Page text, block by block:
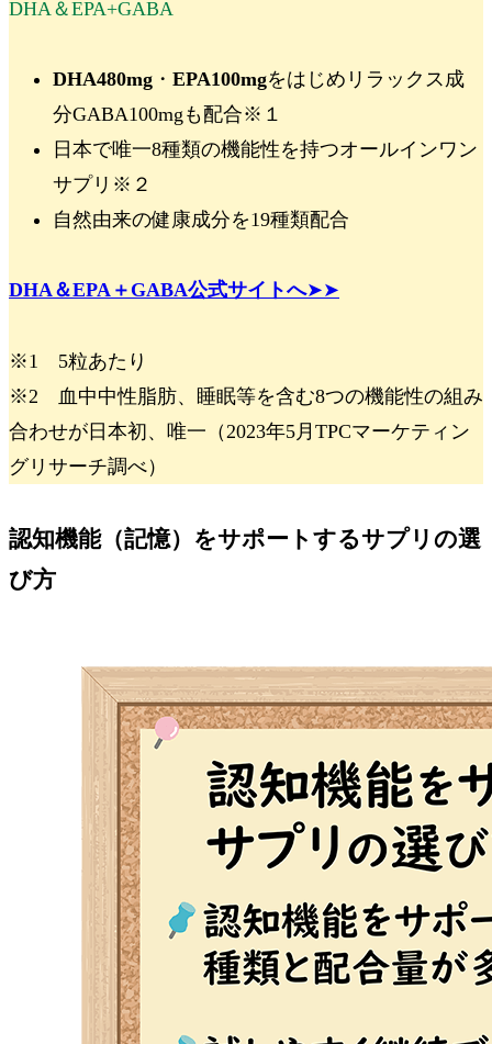
DHA＆EPA+GABA
DHA480mg ・ EPA100mgをはじめ リラックス成
分GABA100mg も配合※１
日本で唯一8種類の機能性を持つオールインワン
サプリ ※ ２
自然由来の健康成分を19種類配合
DHA＆EPA＋GABA公式サイトへ➤➤
※1 5粒あたり
※2 血中中性脂肪、睡眠等を含む8つの機能性の組み
合わせが日本初、唯一（2023年5月TPCマーケティン
グリサーチ調べ）
認知機能（記憶）をサポートするサプリの選
び方